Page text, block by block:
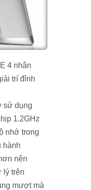
4 nhân
trí đỉnh
sử dụng
1.2GHz
nhớ trong
hành
nên
lý trên
mượt mà